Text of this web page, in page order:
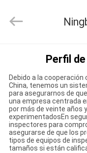
HOGAR
PRODUCTOS
SOBRE
NOSOTROS
Block.,Ltd.
Perfil
Debido a la
China, tenemos un
para asegurarnos de
una empresa centrada
por más de veinte años
experimentadosEn
inspectores para
asegurarse de que los
tipos de equipos de
tamaños si están